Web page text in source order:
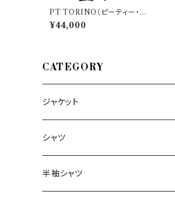
PT TORINO（ピーティー・ト
リノ） パンツ Travel 33657
¥44,000
CATEGORY
ジャケット
～44/S
46/M
シャツ
～44/S
半袖シャツ